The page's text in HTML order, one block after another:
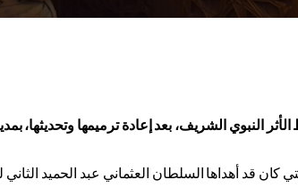
النبوي الشريف، بعد إعادة ترميمها وتحديثها،
قد أهداها السلطان العثماني عبد الحميد الثاني